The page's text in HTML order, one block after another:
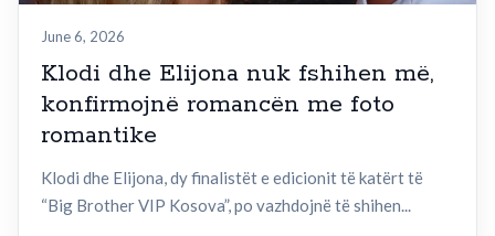
June 6, 2026
Klodi dhe Elijona nuk fshihen më,
konfirmojnë romancën me foto
romantike
Klodi dhe Elijona, dy finalistët e edicionit të katërt të
“Big Brother VIP Kosova”, po vazhdojnë të shihen...